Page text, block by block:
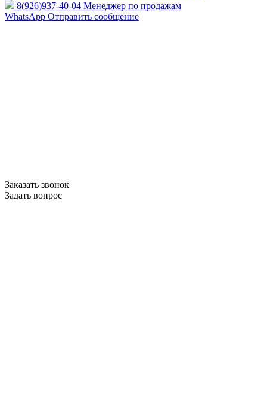
8(926)937-40-04 Менеджер по продажам
WhatsApp Отправить сообщение
Заказать звонок
Задать вопрос